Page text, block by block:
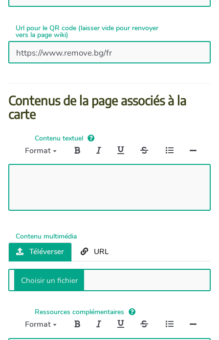
Url pour le QR code (laisser vide pour renvoyer
vers la page wiki)
Contenus de la page associés à la
carte
Contenu textuel
Format
Contenu multimédia
Téléverser URL
Ressources complémentaires
Format